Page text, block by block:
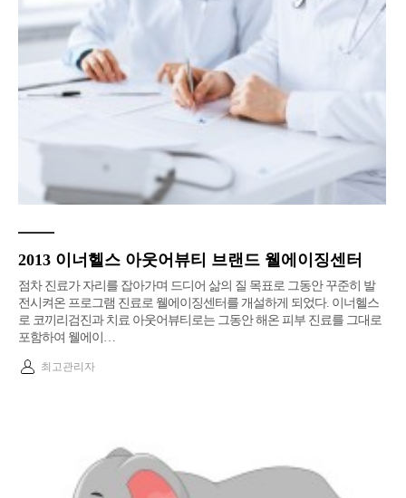
2013 이너헬스 아웃어뷰티 브랜드 웰에이징센터
점차 진료가 자리를 잡아가며 드디어 삶의 질 목표로 그동안 꾸준히 발
전시켜온 프로그램 진료로 웰에이징센터를 개설하게 되었다. 이너헬스
로 코끼리검진과 치료 아웃어뷰티로는 그동안 해온 피부 진료를 그대로
포함하여 웰에이…
최고관리자